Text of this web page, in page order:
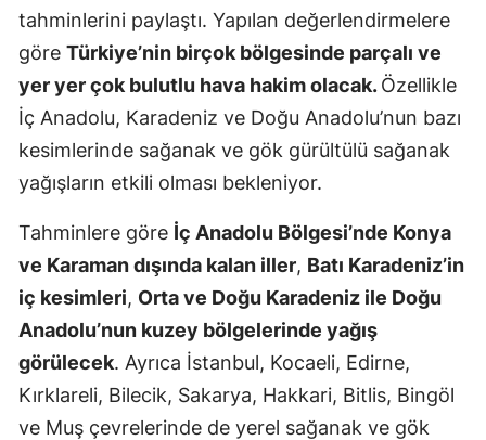
Erzurum
Eskişehir
Giresun
Hakkari
Hatay
Mersin
İstanbul
tahminlerini paylaştı. Yapılan değerlendirmelere
göre Türkiye’nin birçok bölgesinde parçalı ve
yer yer çok bulutlu hava hakim olacak.Özellikle
İç Anadolu, Karadeniz ve Doğu Anadolu’nun bazı
kesimlerinde sağanak ve gök gürültülü sağanak
yağışların etkili olması bekleniyor.
Tahminlere göre İç Anadolu Bölgesi’nde Konya
ve Karaman dışında kalan iller, Batı Karadeniz’in
iç kesimleri, Orta ve Doğu Karadeniz ile Doğu
Anadolu’nun kuzey bölgelerinde yağış
görülecek. Ayrıca İstanbul, Kocaeli, Edirne,
Kırklareli, Bilecik, Sakarya, Hakkari, Bitlis, Bingöl
ve Muş çevrelerinde de yerel sağanak ve gök